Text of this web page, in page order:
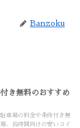
Banzoku
き無料のおすすめ
車場の料金や条件付き無
、長時間向けの安いコイ